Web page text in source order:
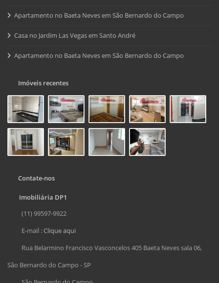
Apartamento no Baeta Neves em São Bernardo do Campo
Casa no Jardim Las Vegas em Santo André
Apartamento no Baeta Neves em São Bernardo do Campo
Imóveis recentes
Contate-nos
Imobiliária DP1
(11) 99597-9922
E-mail :Clique aqui
Rua Belarmino Francisco Vasconcelos 405 Baeta Neves sala 06,
São Bernardo do Campo - SP